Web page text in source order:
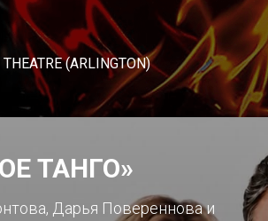
THEATRE (ARLINGTON)
ТАНГО»
Дарья Повереннова и